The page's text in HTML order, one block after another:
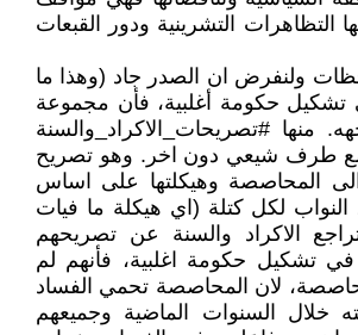
التظاهرات التشرينية ودور القبعات
ولنفرض ان الصدر جاد (وهذا ما
حكومة أغلبية، فأن مجموعة
منها #تصريحات_الاكراد_والسنة
مع طرف شيعي دون اخر. وهو تصريح
المحاصصة وهيكلتها على اساس
لكل كتلة (اي هيكلة ما فيات
الاكراد والسنة عن تصريحهم
في تشكيل حكومة اغلبية، فأنهم لم
لان المحاصصة تحمي الفساد
خلال السنوات الماضية وجميعهم